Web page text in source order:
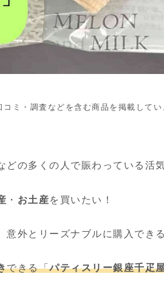
ミ・調査などを含む商品を掲載して
の多くの人で賑わっている活
・ お土産を買いたい！
意外とリーズナブルに購入できる
できる「パティスリー銀座千疋